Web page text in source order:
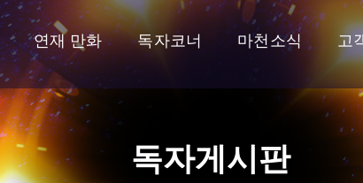
연재 만화 독자코너 마천소식 고
독자게시판